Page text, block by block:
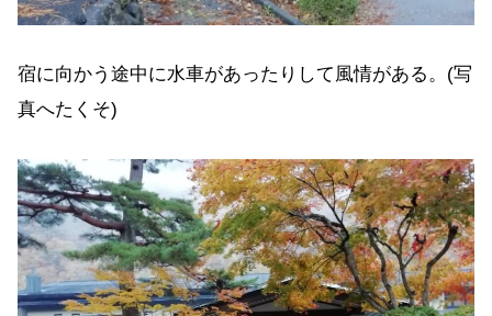
宿に向かう途中に水車があったりして風情がある。(写
真へたくそ)